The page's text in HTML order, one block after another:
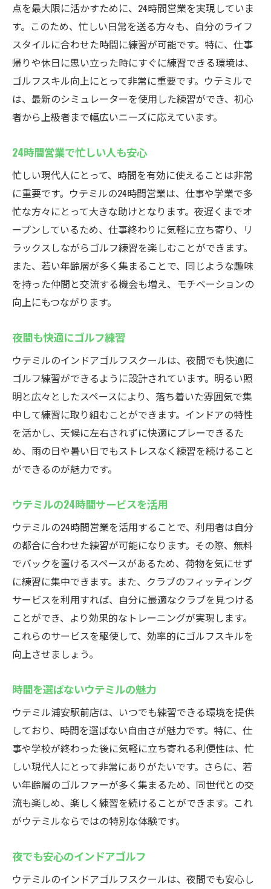
点を最大限に活かすために、24時間営業を実現していま
す。このため、忙しい日常を送る方々も、自分のライフ
スタイルに合わせた時間に練習が可能です。特に、仕事
帰りや休日に思い立った時にすぐに練習できる環境は、
ゴルフスキル向上にとって非常に重要です。ウテミルで
は、最新のシミュレーターを使用した練習ができ、初心
者から上級者まで幅広いニーズに応えています。
24時間営業で忙しい人も安心
忙しい現代人にとって、時間を有効に使えることは非常
に重要です。ウテミルの24時間営業は、仕事や学業で多
忙な方々にとって大きな助けとなります。夜遅くまでオ
ープンしているため、仕事終わりに気軽に立ち寄り、リ
ラックスしながらゴルフ練習を楽しむことができます。
また、若い年齢層が多く集まることで、同じような趣味
を持った仲間と交流する機会も増え、モチベーションの
向上にもつながります。
夜間も快適にゴルフ練習
ウテミルのインドアゴルフスクールは、夜間でも快適に
ゴルフ練習ができるように設計されています。明るい照
明と広々としたスペースにより、落ち着いた雰囲気で集
中して練習に取り組むことができます。インドアの特性
を活かし、天候に左右されずに快適にプレーできるた
め、雨の日や暑い日でもストレスなく練習を続けること
ができるのが魅力です。
ウテミルの24時間サービスを活用
ウテミルの24時間営業を活用することで、利用者は自分
の都合に合わせた練習が可能になります。その際、無料
でバックを置けるスペースがあるため、荷物を気にせず
に練習に集中できます。また、クラブのフィッティング
サービスを利用すれば、自分に最適なクラブを見つける
ことができ、より効果的なトレーニングが実現します。
これらのサービスを駆使して、効率的にゴルフスキルを
向上させましょう。
時間を選ばないウテミルの魅力
ウテミル浦安駅前店は、いつでも練習できる環境を提供
しており、時間を選ばない自由さが魅力です。特に、仕
事や学校が終わった後に気軽に立ち寄れる利便性は、忙
しい現代人にとって非常にありがたいです。さらに、若
い年齢層のゴルファーが多く集まるため、同世代との交
流も楽しめ、楽しく練習を続けることができます。これ
がウテミルならではの特別な体験です。
夜でも安心のインドアゴルフ
ウテミルのインドアゴルフスクールは、夜間でも安心し